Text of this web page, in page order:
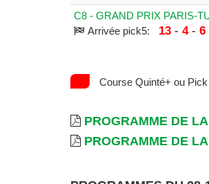
C8 - GRAND PRIX PARIS-
Arrivée pick5:
13- 4- 6
Course Quinté+ ou Pick
PROGRAMME DE
PROGRAMME DE